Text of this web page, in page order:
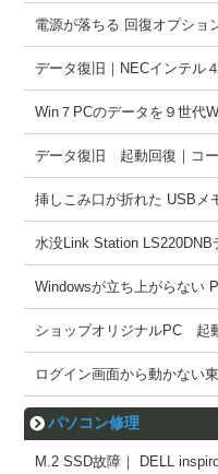
電源が落ちる 回復オプショ
データ復旧｜NECインテル
Win７PCのデータを９世代
データ復旧 起動回復｜コ
挿しこみ口が折れた USBメ
水没Link Station LS220DNB
Windowsが立ち上がらない
ショップオリジナルPC 起
ログイン画面から動かない
パソコン修理
M.2 SSD故障｜ DELL